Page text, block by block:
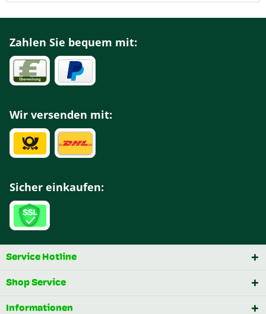
Zahlen Sie bequem mit:
Wir versenden mit:
Sicher einkaufen:
Service Hotline
Shop Service
Informationen